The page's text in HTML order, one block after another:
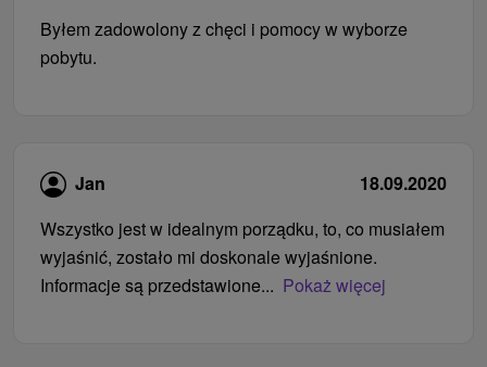
Byłem zadowolony z chęci i pomocy w wyborze
pobytu.
Jan
18.09.2020
Wszystko jest w idealnym porządku, to, co musiałem
wyjaśnić, zostało mi doskonale wyjaśnione.
Informacje są przedstawione... Pokaż więcej